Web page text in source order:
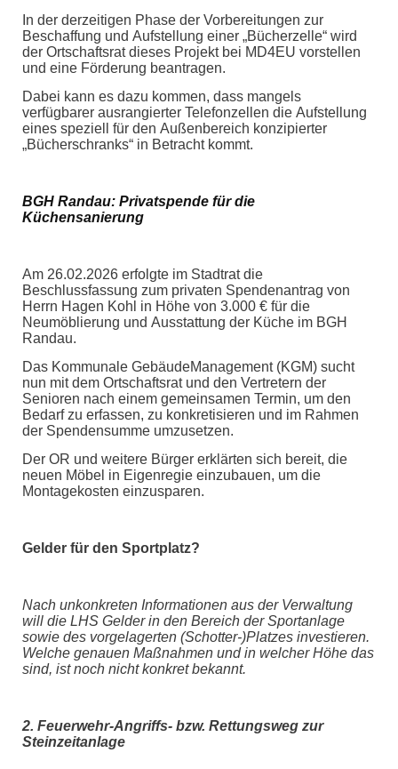
In der derzeitigen Phase der Vorbereitungen zur
Beschaffung und Aufstellung einer „Bücherzelle“ wird
der Ortschaftsrat dieses Projekt bei MD4EU vorstellen
und eine Förderung beantragen.
Dabei kann es dazu kommen, dass mangels
verfügbarer ausrangierter Telefonzellen die Aufstellung
eines speziell für den Außenbereich konzipierter
„Bücherschranks“ in Betracht kommt.
BGH Randau: Privatspende für die
Küchensanierung
Am 26.02.2026 erfolgte im Stadtrat die
Beschlussfassung zum privaten Spendenantrag von
Herrn Hagen Kohl in Höhe von 3.000 € für die
Neumöblierung und Ausstattung der Küche im BGH
Randau.
Das Kommunale GebäudeManagement (KGM) sucht
nun mit dem Ortschaftsrat und den Vertretern der
Senioren nach einem gemeinsamen Termin, um den
Bedarf zu erfassen, zu konkretisieren und im Rahmen
der Spendensumme umzusetzen.
Der OR und weitere Bürger erklärten sich bereit, die
neuen Möbel in Eigenregie einzubauen, um die
Montagekosten einzusparen.
Gelder für den Sportplatz?
Nach unkonkreten Informationen aus der Verwaltung
will die LHS Gelder in den Bereich der Sportanlage
sowie des vorgelagerten (Schotter-)Platzes investieren.
Welche genauen Maßnahmen und in welcher Höhe das
sind, ist noch nicht konkret bekannt.
2. Feuerwehr-Angriffs- bzw. Rettungsweg zur
Steinzeitanlage